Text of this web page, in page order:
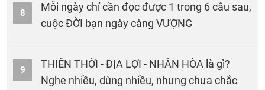
8
Mỗi ngày chỉ cần đọc được 1 trong 6 câu sau,
cuộc ĐỜI bạn ngày càng VƯỢNG
9
THIÊN THỜI - ĐỊA LỢI - NHÂN HÒA là gì?
Nghe nhiều, dùng nhiều, nhưng chưa chắc